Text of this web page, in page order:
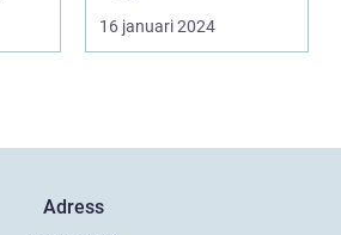
16 januari 2024
Adress